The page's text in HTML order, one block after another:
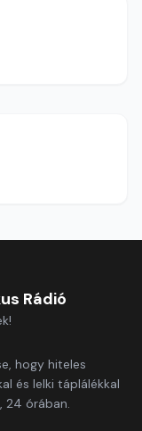
Rádió
hogy hiteles
és lelki táplálékkal
24 órában.